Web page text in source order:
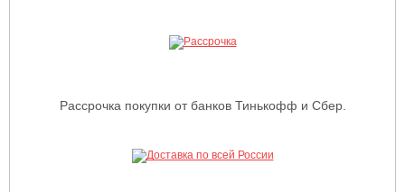
Рассрочка покупки от банков Тинькофф и Сбер.